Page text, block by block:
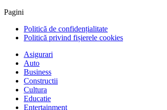
Pagini
Politică de confidențialitate
Politică privind fișierele cookies
Asigurari
Auto
Business
Constructii
Cultura
Educatie
Entertainment